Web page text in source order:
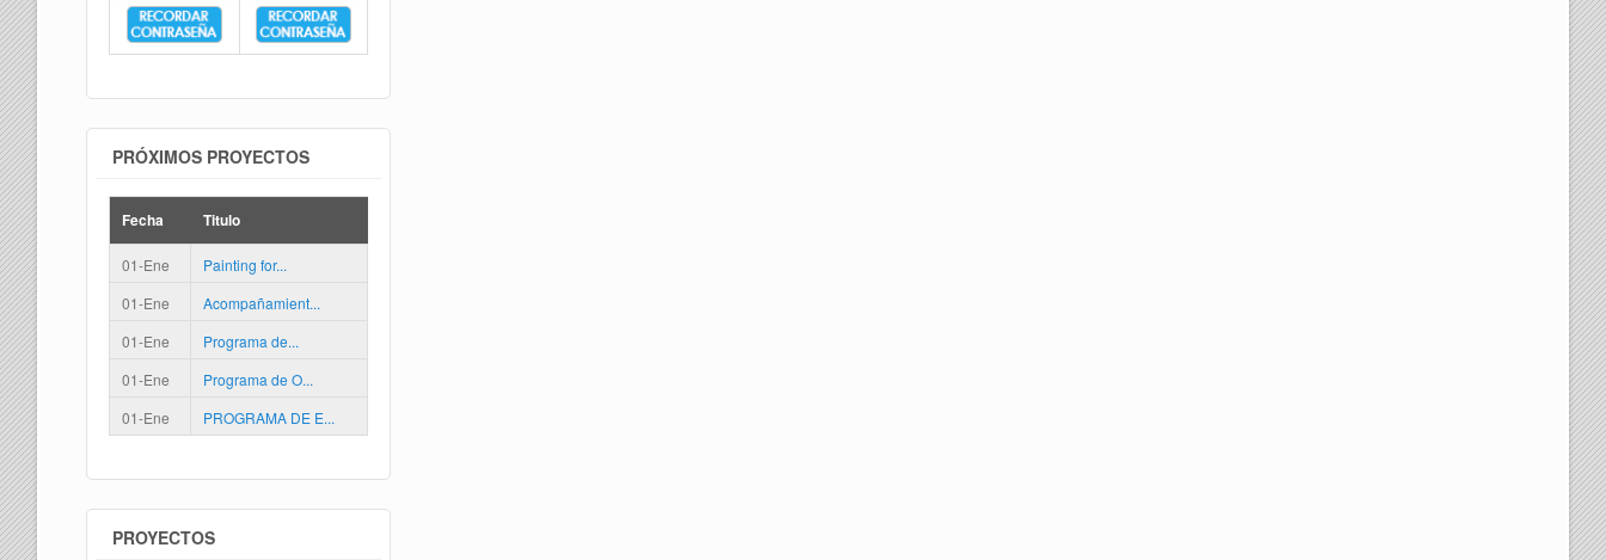
PRÓXIMOS PROYECTOS
Fecha Titulo
01-Ene
Painting for...
01-Ene
Acompañamient...
01-Ene
Programa de...
01-Ene
Programa de O...
01-Ene
PROGRAMA DE E...
PROYECTOS